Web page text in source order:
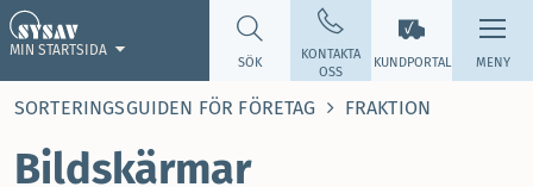
KUNDPORTAL
SÖK
KONTAKTA
OSS
MENY
MIN STARTSIDA
SORTERINGSGUIDEN FÖR FÖRETAG FRAKTION
Bildskärmar